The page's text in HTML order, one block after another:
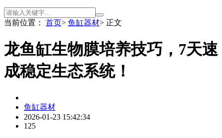
当前位置： 首页> 鱼缸器材> 正文
龙鱼缸生物膜培养技巧，7天速
成稳定生态系统！
鱼缸器材
2026-01-23 15:42:34
125